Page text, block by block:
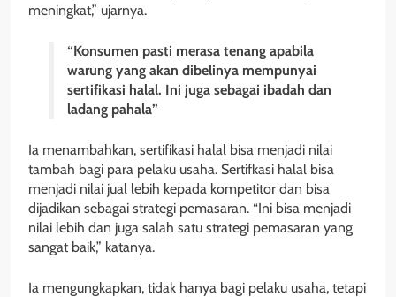
meningkat,” ujarnya.
“Konsumen pasti merasa tenang apabila
warung yang akan dibelinya mempunyai
sertifikasi halal. Ini juga sebagai ibadah dan
ladang pahala”
Ia menambahkan, sertifikasi halal bisa menjadi nilai
tambah bagi para pelaku usaha. Sertifkasi halal bisa
menjadi nilai jual lebih kepada kompetitor dan bisa
dijadikan sebagai strategi pemasaran. “Ini bisa menjadi
nilai lebih dan juga salah satu strategi pemasaran yang
sangat baik,” katanya.
Ia mengungkapkan, tidak hanya bagi pelaku usaha, tetapi